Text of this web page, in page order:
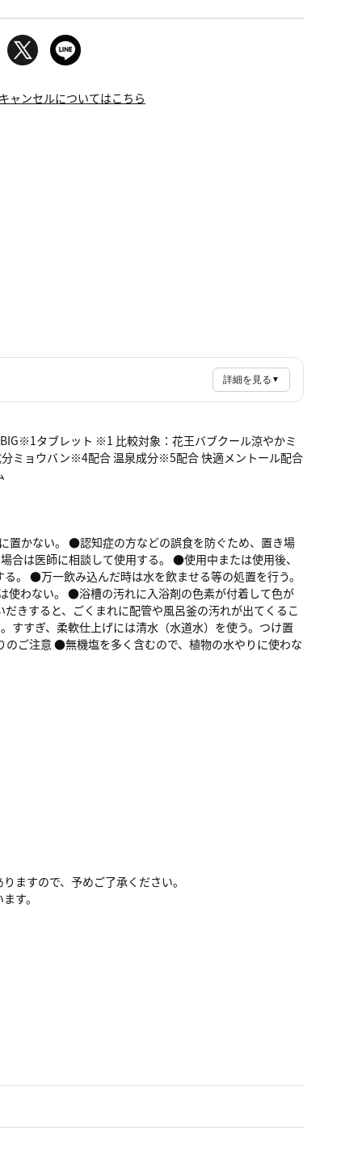
ャンセルについてはこちら
詳細を見る ▼
タブレット ※1 比較対象：花王バブクール涼やかミ
ミョウバン※4配合 温泉成分※5配合 快適メントール配合
かない。 ●認知症の方などの誤食を防ぐため、置き場
は医師に相談して使用する。 ●使用中または使用後、
。 ●万一飲み込んだ時は水を飲ませる等の処置を行う。
わない。 ●浴槽の汚れに入浴剤の色素が付着して色が
きすると、ごくまれに配管や風呂釜の汚れが出てくるこ
すすぎ、柔軟仕上げには清水（水道水）を使う。つけ置
ご注意 ●無機塩を多く含むので、植物の水やりに使わな
ますので、予めご了承ください。
す。